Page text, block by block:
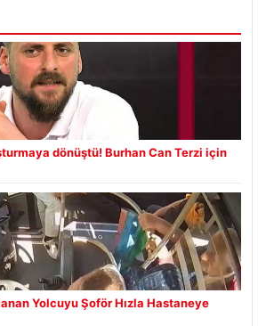
dönüştü! Burhan Can Terzi için
Yolcuyu Şoför Hızla Hastaneye